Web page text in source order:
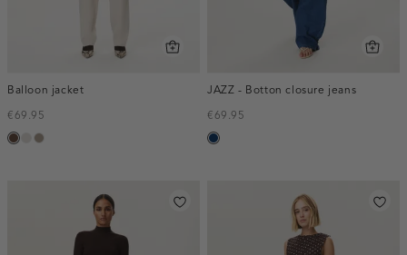
Balloon jacket
€69.95
donkerbruin
kittaupe,
JAZZ - Botton closure jeans
€69.95
blauw,